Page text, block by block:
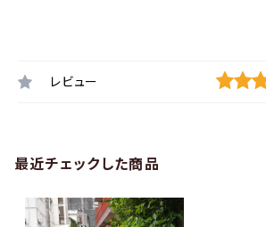
レビュー
最近チェックした商品